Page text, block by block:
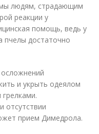
людям, страдающим
реакции у
помощь, ведь у
пчелы достаточно
и укрыть одеялом
отсутствии
прием Димедрола.